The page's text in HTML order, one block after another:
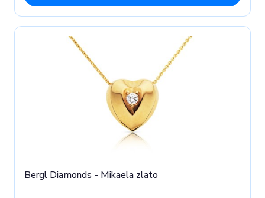
Bergl Diamonds - Mikaela zlato